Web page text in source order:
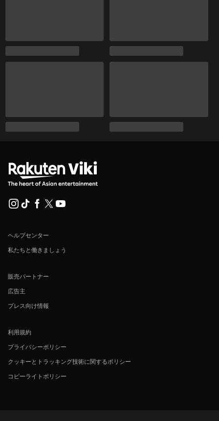
ヘルプセンター
私たちと働きましょう
販売パートナー
広告主
プレス向け情報
利用規約
プライバシーポリシー
クッキーとトラッキング技術に関するポリシー
コピーライトポリシー